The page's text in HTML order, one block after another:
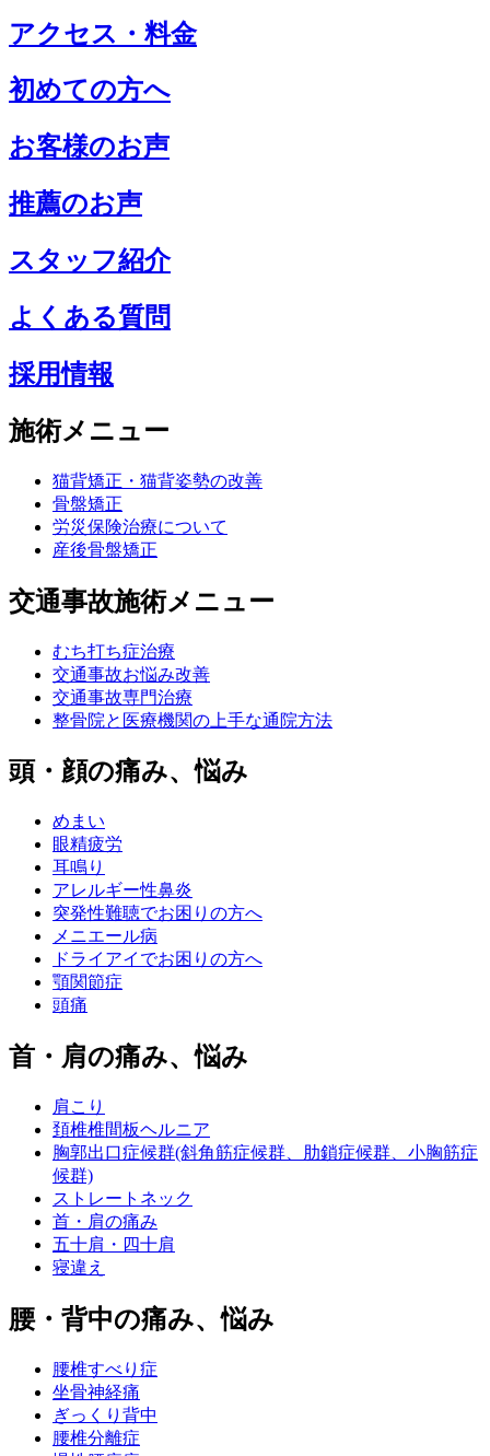
アクセス・料金
初めての方へ
お客様のお声
推薦のお声
スタッフ紹介
よくある質問
採用情報
施術メニュー
猫背矯正・猫背姿勢の改善
骨盤矯正
労災保険治療について
産後骨盤矯正
交通事故施術メニュー
むち打ち症治療
交通事故お悩み改善
交通事故専門治療
整骨院と医療機関の上手な通院方法
頭・顔の痛み、悩み
めまい
眼精疲労
耳鳴り
アレルギー性鼻炎
突発性難聴でお困りの方へ
メニエール病
ドライアイでお困りの方へ
顎関節症
頭痛
首・肩の痛み、悩み
肩こり
頚椎椎間板ヘルニア
胸郭出口症候群(斜角筋症候群、肋鎖症候群、小胸筋症
候群)
ストレートネック
首・肩の痛み
五十肩・四十肩
寝違え
腰・背中の痛み、悩み
腰椎すべり症
坐骨神経痛
ぎっくり背中
腰椎分離症